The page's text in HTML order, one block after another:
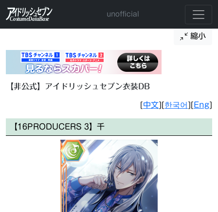
unofficial
縮小
【非公式】アイドリッシュセブン衣装DB
[中文][한국어 ][Eng]
【16PRODUCERS 3】千